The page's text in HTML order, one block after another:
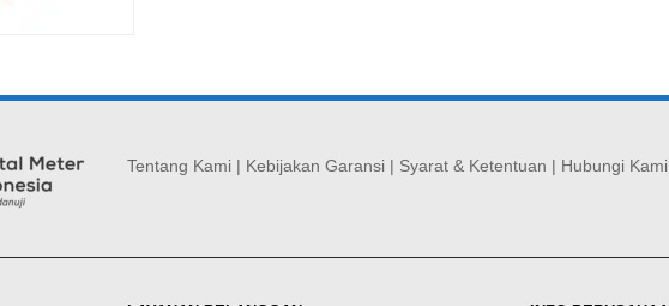
Tentang Kami | Kebijakan Garansi | Syarat & Ketentuan | Hubungi Kami